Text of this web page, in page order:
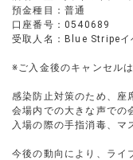
預金種目：普通
口座番号：0540689
受取人名：Blue Stripeイ
※ご入金後のキャンセル
感染防止対策のため、座
会場内での大きな声での
入場の際の手指消毒、マ
今後の動向により、ライ